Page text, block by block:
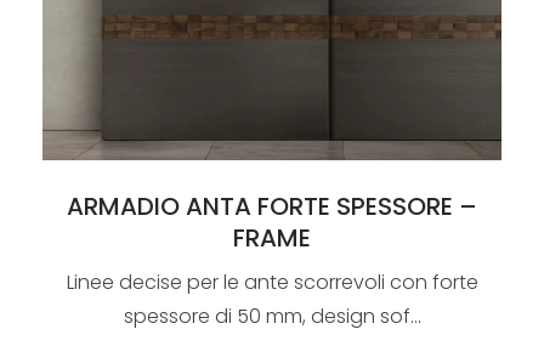
ARMADIO ANTA FORTE SPESSORE –
FRAME
Linee decise per le ante scorrevoli con forte
spessore di 50 mm, design sof...